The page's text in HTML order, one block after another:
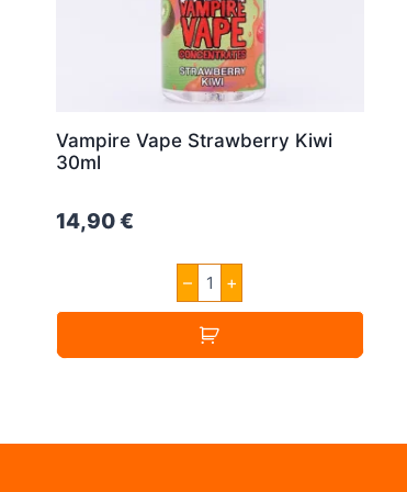
Vampire Vape Strawberry Kiwi
30ml
14,90€
–
Vampire
Vape
Strawberry
Kiwi
30ml
Menge
+